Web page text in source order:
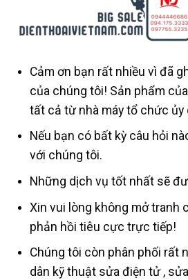
Cảm ơn bạn rất nhiều vì đã
của chúng tôi! Sản phẩm
tất cả từ nhà máy tổ chức ủy
Nếu bạn có bất kỳ câu hỏi
với chúng tôi.
Những dịch vụ tốt nhất sẽ
Xin vui lòng không mở tranh
phản hồi tiêu cực trực tiếp!
Chúng tôi còn phân phối rất
dân kỹ thuật sửa điện tử ,